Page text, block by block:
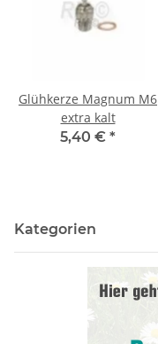
Glühkerze Magnum M6
extra kalt
5,40 € *
Kategorien